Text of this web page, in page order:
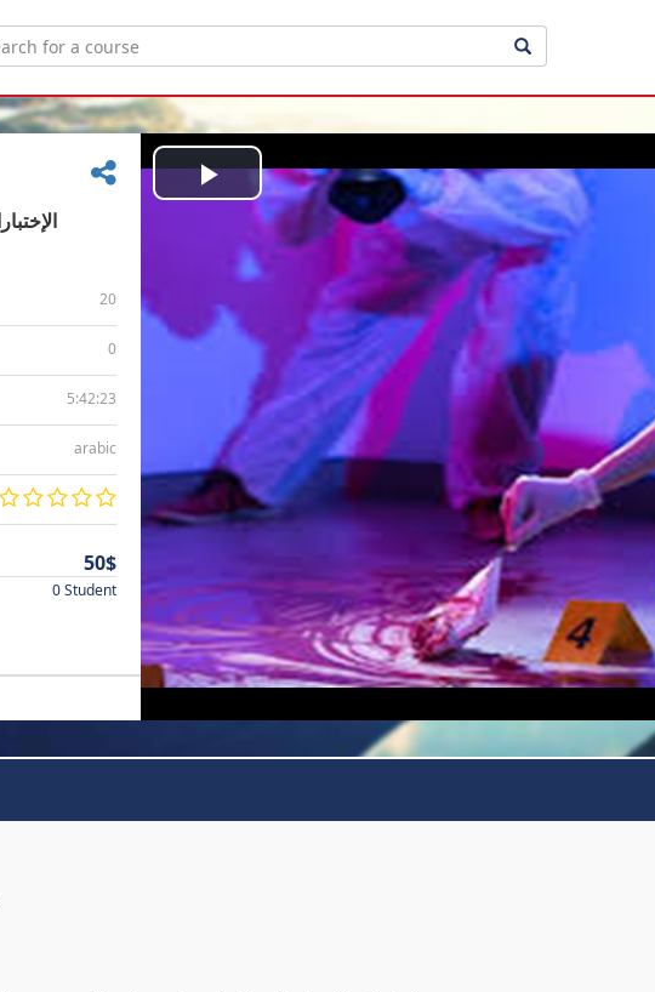
20
0
5:42:23
arabic
50$
0 Student
Play
Video